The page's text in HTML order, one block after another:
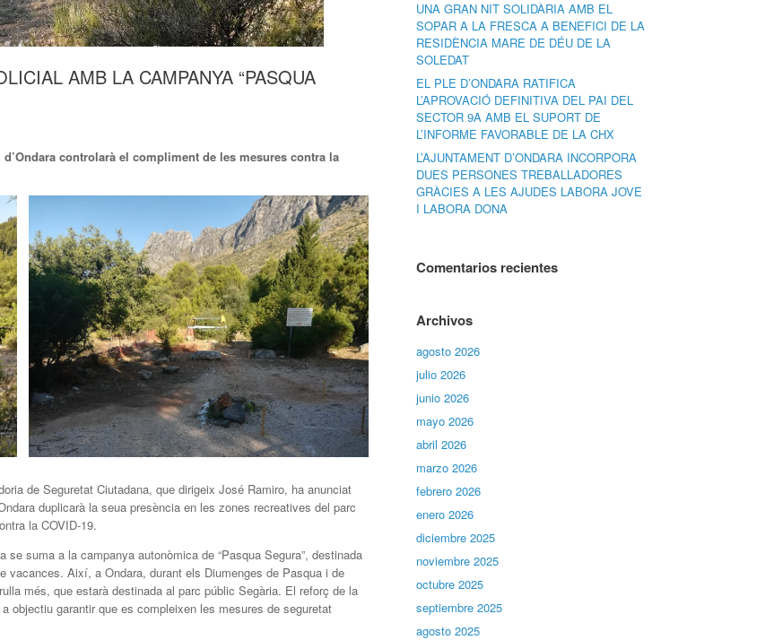
AMB LA CAMPANYA “PASQUA
controlarà el compliment de les mesures contra la
de Seguretat Ciutadana, que dirigeix José Ramiro, ha anunciat
duplicarà la seua presència en les zones recreatives del parc
la COVID-19.
suma a la campanya autonòmica de “Pasqua Segura”, destinada
Així, a Ondara, durant els Diumenges de Pasqua i de
més, que estarà destinada al parc públic Segària. El reforç de la
objectiu garantir que es compleixen les mesures de seguretat
UNA GRAN NIT SOLIDÀRIA AMB EL
SOPAR A LA FRESCA A BENEFICI DE LA
RESIDÈNCIA MARE DE DÉU DE LA
SOLEDAT
EL PLE D’ONDARA RATIFICA
L’APROVACIÓ DEFINITIVA DEL PAI DEL
SECTOR 9A AMB EL SUPORT DE
L’INFORME FAVORABLE DE LA CHX
L’AJUNTAMENT D’ONDARA INCORPORA
DUES PERSONES TREBALLADORES
GRÀCIES A LES AJUDES LABORA JOVE
I LABORA DONA
Comentarios recientes
Archivos
agosto 2026
julio 2026
junio 2026
mayo 2026
abril 2026
marzo 2026
febrero 2026
enero 2026
diciembre 2025
noviembre 2025
octubre 2025
septiembre 2025
agosto 2025